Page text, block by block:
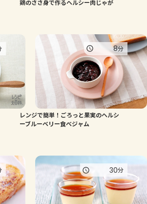
鶏のささ身で作るヘルシー肉じゃが
レンジで簡単！ごろっと果実のヘルシ
ーブルーベリー食べジャム
8分
30分